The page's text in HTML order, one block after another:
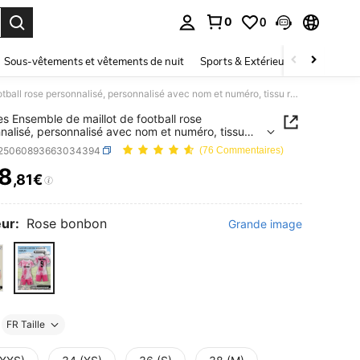
0 0
Sous-vêtements et vêtements de nuit Sports & Extérieur Enfants
2 pièces Ensemble de maillot de football rose personnalisé, personnalisé avec nom et numéro, tissu respirant haute performance pour les matchs, image d'équipe sportive personnalisée
Ensemble de maillot de football rose
personnalisé avec nom et numéro, tissu
haute performance pour les matchs, image
sportive personnalisée
(76 Commentaires)
AND AVAILABILITY
,81€
Rose bonbon Grande image
FR Taille